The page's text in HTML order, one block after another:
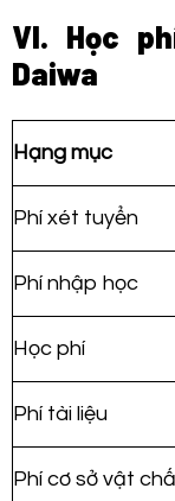
VI. Học
Daiwa
Hạng mục
Phí xét tuyển
Phí nhập học
Học phí
Phí tài liệu
Phí cơ sở vật